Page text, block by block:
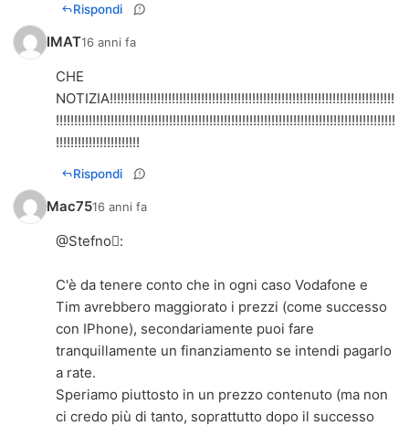
Rispondi
IMAT16 anni fa
CHE
NOTIZIA!!!!!!!!!!!!!!!!!!!!!!!!!!!!!!!!!!!!!!!!!!!!!!!!!!!!!!!!!!!!!!!!!!!!!!!!!!!!!!
!!!!!!!!!!!!!!!!!!!!!!!!!!!!!!!!!!!!!!!!!!!!!!!!!!!!!!!!!!!!!!!!!!!!!!!!!!!!!!!!!!!!!!!!!!!!!
!!!!!!!!!!!!!!!!!!!!!!!
Rispondi
Mac7516 anni fa
@Stefno:
C'è da tenere conto che in ogni caso Vodafone e
Tim avrebbero maggiorato i prezzi (come successo
con IPhone), secondariamente puoi fare
tranquillamente un finanziamento se intendi pagarlo
a rate.
Speriamo piuttosto in un prezzo contenuto (ma non
ci credo più di tanto, soprattutto dopo il successo